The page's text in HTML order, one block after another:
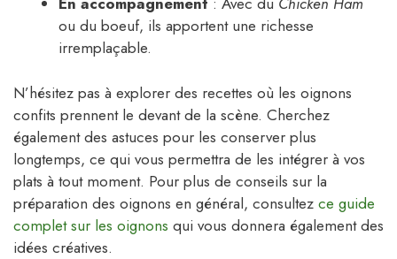
ou du boeuf, ils apportent une richesse
irremplaçable.
N’hésitez pas à explorer des recettes où les oignons
confits prennent le devant de la scène. Cherchez
également des astuces pour les conserver plus
longtemps, ce qui vous permettra de les intégrer à vos
plats à tout moment. Pour plus de conseils sur la
préparation des oignons en général, consultez ce guide
complet sur les oignons qui vous donnera également des
idées créatives.